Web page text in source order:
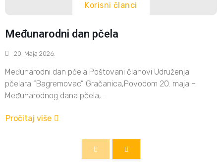
Korisni članci
Međunarodni dan pčela
20. Maja 2026.
Međunarodni dan pčela Poštovani članovi Udruženja
pčelara “Bagremovac” Gračanica,Povodom 20. maja –
Međunarodnog dana pčela,...
Pročitaj više